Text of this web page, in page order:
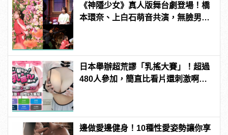
《神隱少女》真人版舞台劇登場！橋
本環奈、上白石萌音共演，無臉男、
日本舉辦超荒謬「乳搖大賽」！超過
480人參加，簡直比看片還刺激啊！ |
邊做愛邊健身！10種性愛姿勢讓你享